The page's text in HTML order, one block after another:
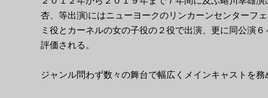
杏、等出演)にはニューヨークのリンカーンセンターフ
ミ役とカーネルの女の子役の２役で出演、更に同公演
評価される。
ジャンル問わず数々の舞台で幅広くメインキャストを務